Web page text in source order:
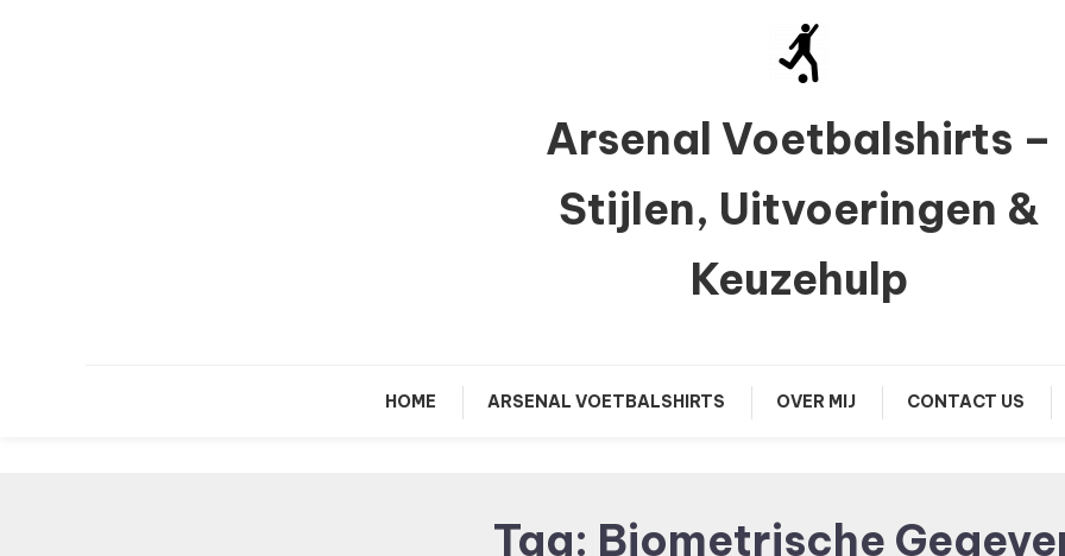
Arsenal Voetbalshirts –
Stijlen, Uitvoeringen &
Keuzehulp
HOME ARSENAL VOETBALSHIRTS OVER MIJ CONTACT US
Tag: Biometrische